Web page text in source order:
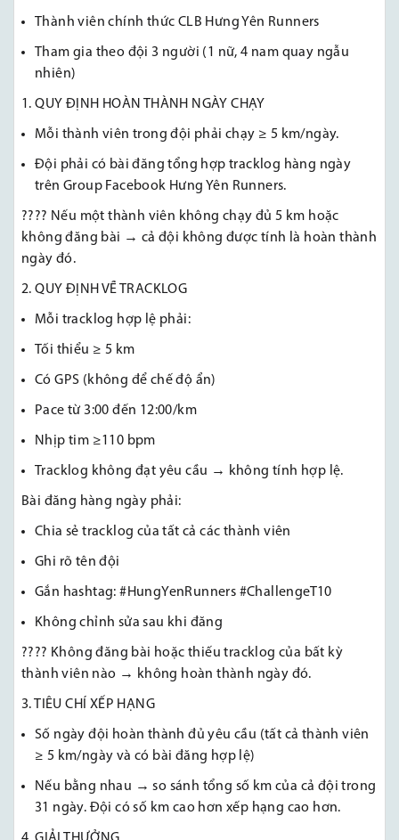
Thành viên chính thức CLB Hưng Yên Runners
Tham gia theo đội 3 người (1 nữ, 4 nam quay ngẫu
nhiên)
1. QUY ĐỊNH HOÀN THÀNH NGÀY CHẠY
Mỗi thành viên trong đội phải chạy ≥ 5 km/ngày.
Đội phải có bài đăng tổng hợp tracklog hàng ngày
trên Group Facebook Hưng Yên Runners.
???? Nếu một thành viên không chạy đủ 5 km hoặc
không đăng bài → cả đội không được tính là hoàn thành
ngày đó.
2. QUY ĐỊNH VỀ TRACKLOG
Mỗi tracklog hợp lệ phải:
Tối thiểu ≥ 5 km
Có GPS (không để chế độ ẩn)
Pace từ 3:00 đến 12:00/km
Nhịp tim ≥110 bpm
Tracklog không đạt yêu cầu → không tính hợp lệ.
Bài đăng hàng ngày phải:
Chia sẻ tracklog của tất cả các thành viên
Ghi rõ tên đội
Gắn hashtag: #HungYenRunners #ChallengeT10
Không chỉnh sửa sau khi đăng
???? Không đăng bài hoặc thiếu tracklog của bất kỳ
thành viên nào → không hoàn thành ngày đó.
3. TIÊU CHÍ XẾP HẠNG
Số ngày đội hoàn thành đủ yêu cầu (tất cả thành viên
≥ 5 km/ngày và có bài đăng hợp lệ)
Nếu bằng nhau → so sánh tổng số km của cả đội trong
31 ngày. Đội có số km cao hơn xếp hạng cao hơn.